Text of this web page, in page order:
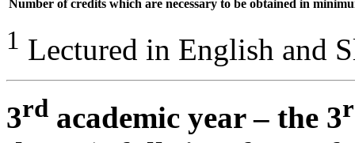
Number of credits which are necessary to be obtained in
1 Lectured in English and
3rd academic year – the 3